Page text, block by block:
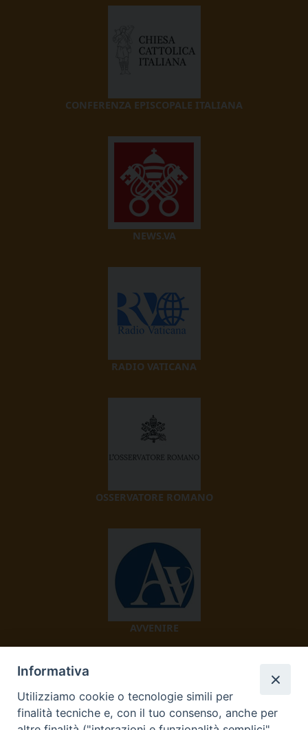
CONFERENZA EPISCOPALE ITALIANA
NEWS.VA
RADIO VATICANA
OSSERVATORE ROMANO
AVVENIRE
Informativa
Utilizziamo cookie o tecnologie simili per
finalità tecniche e, con il tuo consenso, anche per